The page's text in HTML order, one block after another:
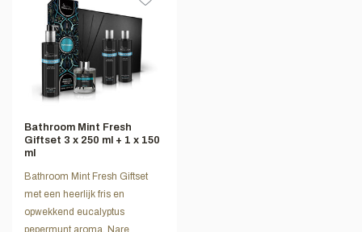
Bathroom Mint Fresh
Giftset 3 x 250 ml + 1 x 150
ml
Bathroom Mint Fresh Giftset
met een heerlijk fris en
opwekkend eucalyptus
pepermunt aroma. Nare